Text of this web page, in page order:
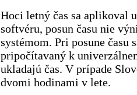
Hoci letný čas sa aplikoval
softvéru, posun času nie
systémom. Pri posune času
pripočítavaný k
ukladajú čas. V prípade
dvomi hodinami v lete.